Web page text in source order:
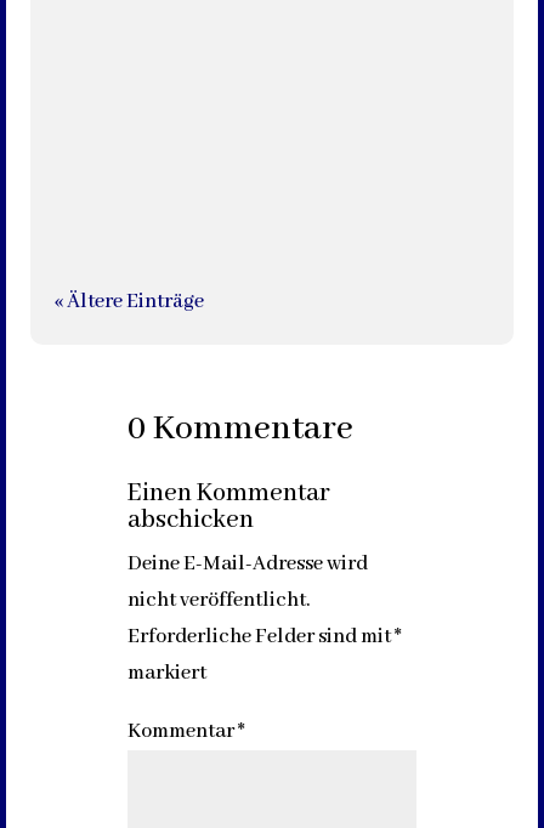
« Ältere Einträge
0 Kommentare
Einen Kommentar
abschicken
Deine E-Mail-Adresse wird
nicht veröffentlicht.
Erforderliche Felder sind mit*
markiert
Kommentar*